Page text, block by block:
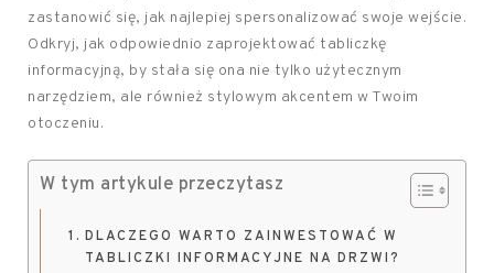
zastanowić się, jak najlepiej spersonalizować swoje wejście.
Odkryj, jak odpowiednio zaprojektować tabliczkę
informacyjną, by stała się ona nie tylko użytecznym
narzędziem, ale również stylowym akcentem w Twoim
otoczeniu.
W tym artykule przeczytasz
DLACZEGO WARTO ZAINWESTOWAĆ W
TABLICZKI INFORMACYJNE NA DRZWI?